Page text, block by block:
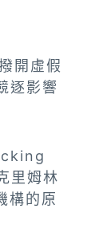
開虛假
逐影響
里姆林
構的原